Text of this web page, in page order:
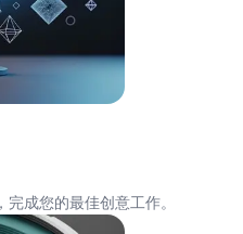
成您的最佳创意工作。